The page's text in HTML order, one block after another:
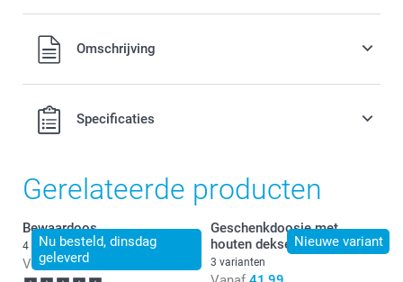
Alle prijzen zijn in EURO (€) inclusief BTW en exclusief
verzendkosten.Omschrijving
Specificaties
Gerelateerde producten
Nu besteld, dinsdag
geleverd
Bewaardoos
4 varianten
Vanaf 16,99
Nieuwe variant
Geschenkdoosje met
houten deksel
3 varianten